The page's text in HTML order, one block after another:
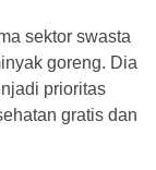
sektor swasta
goreng. Dia
prioritas
gratis dan